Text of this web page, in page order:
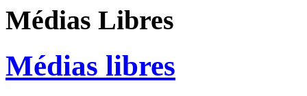
Médias Libres
Médias libres